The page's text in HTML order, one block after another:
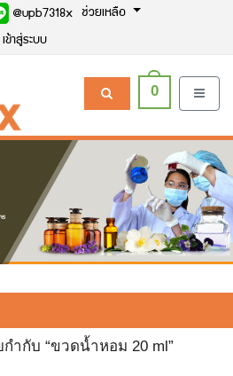
@upb7318x ช่วยเหลือ
ข้าสู่ระบบ
0
ำกับ “ขวดน้ำหอม 20 ml”